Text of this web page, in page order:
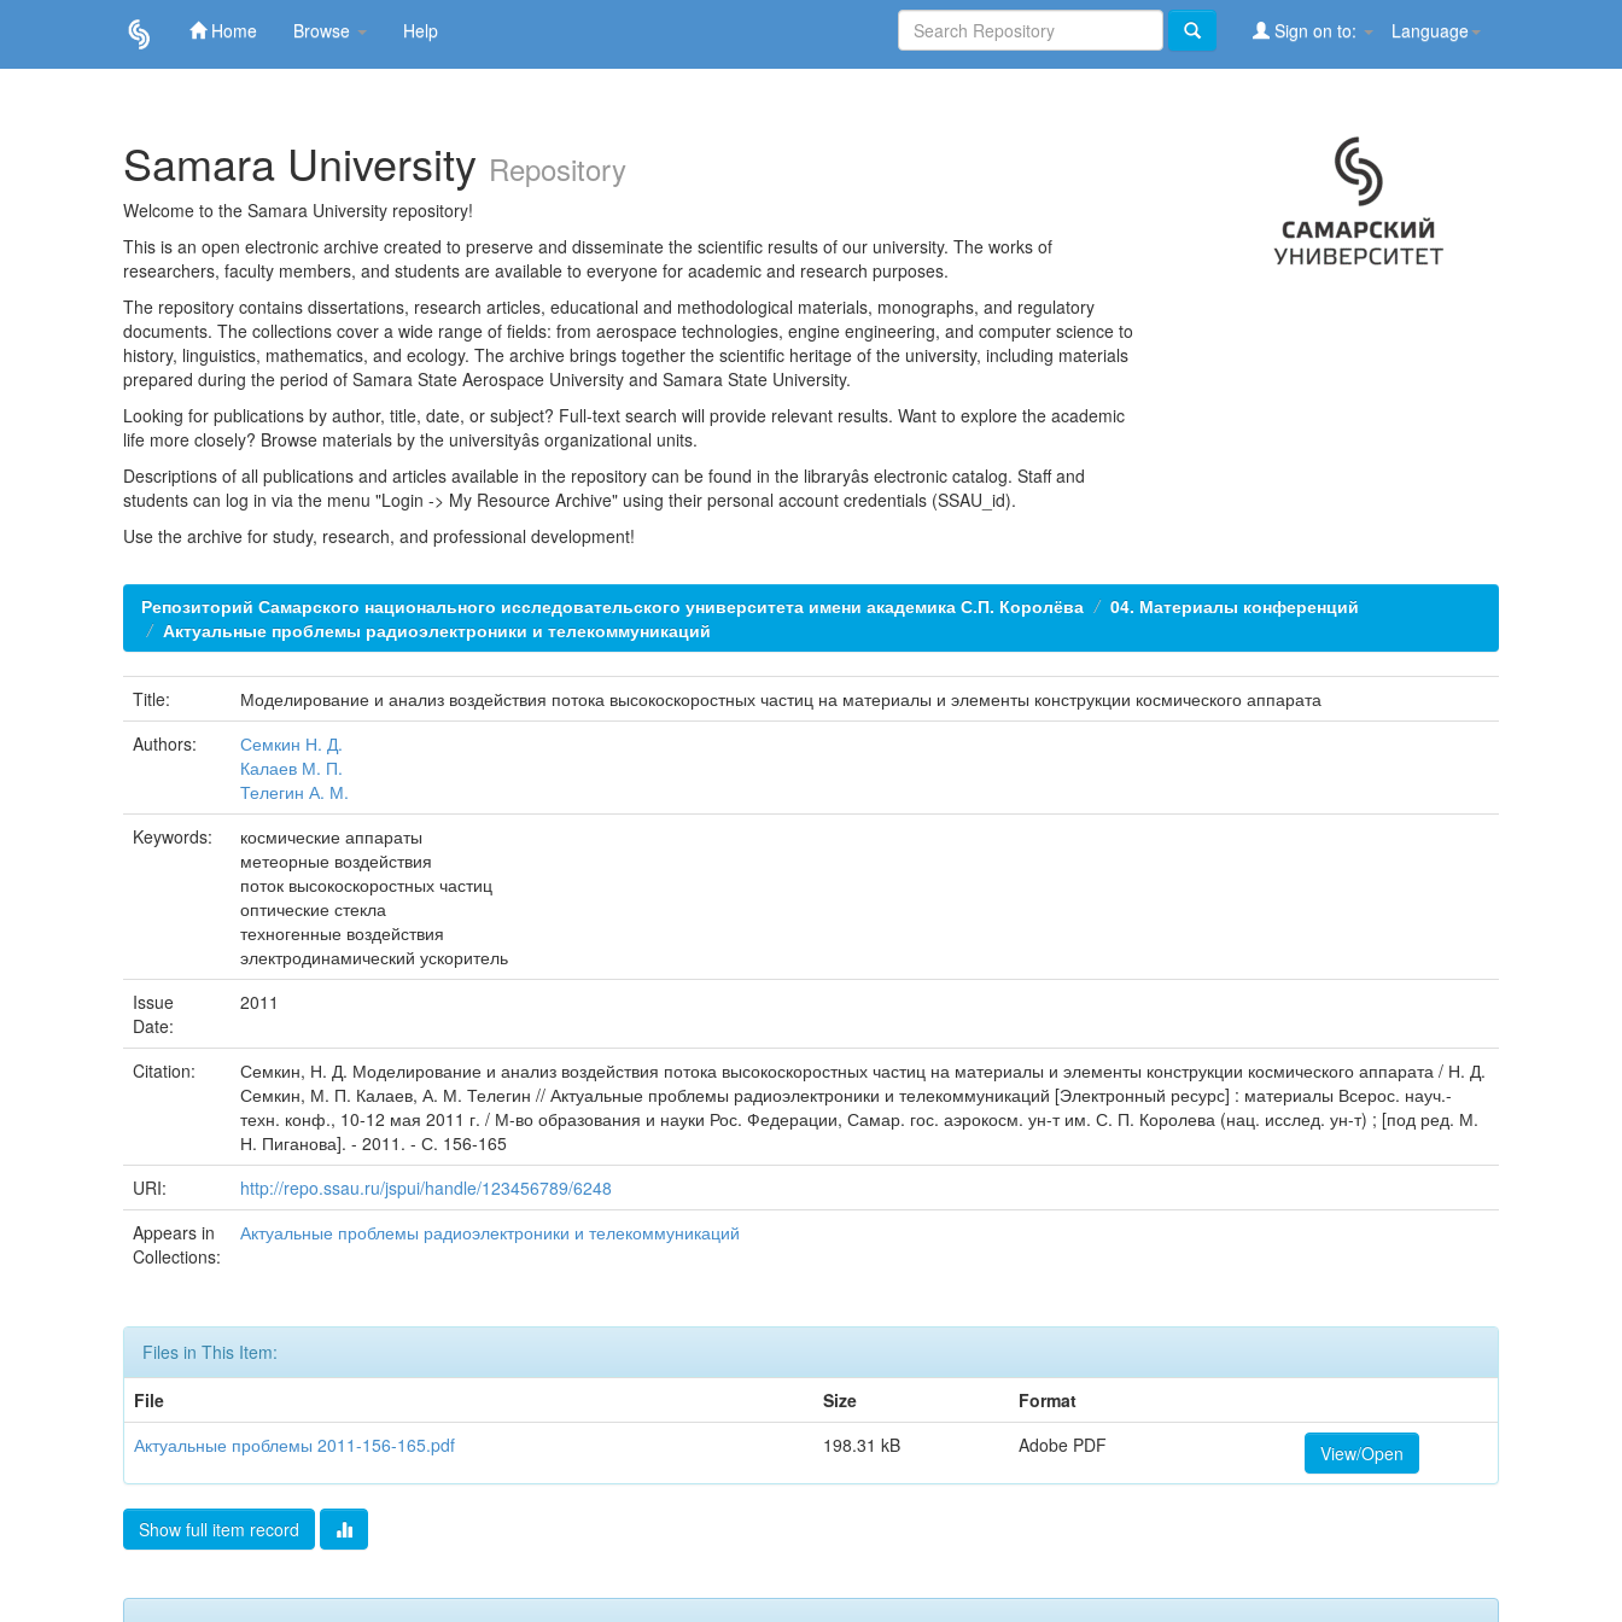
Home Browse Help Language
Sign on to:
Samara University Repository
Welcome to the Samara University repository!
This is an open electronic archive created to preserve and disseminate the scientific results of our university. The works of
researchers, faculty members, and students are available to everyone for academic and research purposes.
The repository contains dissertations, research articles, educational and methodological materials, monographs, and regulatory
documents. The collections cover a wide range of fields: from aerospace technologies, engine engineering, and computer science to
history, linguistics, mathematics, and ecology. The archive brings together the scientific heritage of the university, including materials
prepared during the period of Samara State Aerospace University and Samara State University.
Looking for publications by author, title, date, or subject? Full-text search will provide relevant results. Want to explore the academic
life more closely? Browse materials by the universityâs organizational units.
Descriptions of all publications and articles available in the repository can be found in the libraryâs electronic catalog. Staff and
students can log in via the menu "Login -> My Resource Archive" using their personal account credentials (SSAU_id).
Use the archive for study, research, and professional development!
Репозиторий Самарского национального исследовательского университета имени академика С.П. Королёва
04. Материалы конференций
Актуальные проблемы радиоэлектроники и телекоммуникаций
Title:
Моделирование и анализ воздействия потока высокоскоростных частиц на материалы и элементы конструкции космического аппарата
Authors:
Семкин Н. Д.
Калаев М. П.
Телегин А. М.
Keywords:
космические аппараты
метеорные воздействия
поток высокоскоростных частиц
оптические стекла
техногенные воздействия
электродинамический ускоритель
Issue
Date:
2011
Citation:
Семкин, Н. Д. Моделирование и анализ воздействия потока высокоскоростных частиц на материалы и элементы конструкции космического аппарата / Н. Д.
Семкин, М. П. Калаев, А. М. Телегин // Актуальные проблемы радиоэлектроники и телекоммуникаций [Электронный ресурс] : материалы Всерос. науч.-
техн. конф., 10-12 мая 2011 г. / М-во образования и науки Рос. Федерации, Самар. гос. аэрокосм. ун-т им. С. П. Королева (нац. исслед. ун-т) ; [под ред. М.
Н. Пиганова]. - 2011. - С. 156-165
URI:
http://repo.ssau.ru/jspui/handle/123456789/6248
Appears in
Collections:
Актуальные проблемы радиоэлектроники и телекоммуникаций
Files in This Item:
File
Size
Format
Актуальные проблемы 2011-156-165.pdf
198.31 kB Adobe PDF View/Open
Show full item record